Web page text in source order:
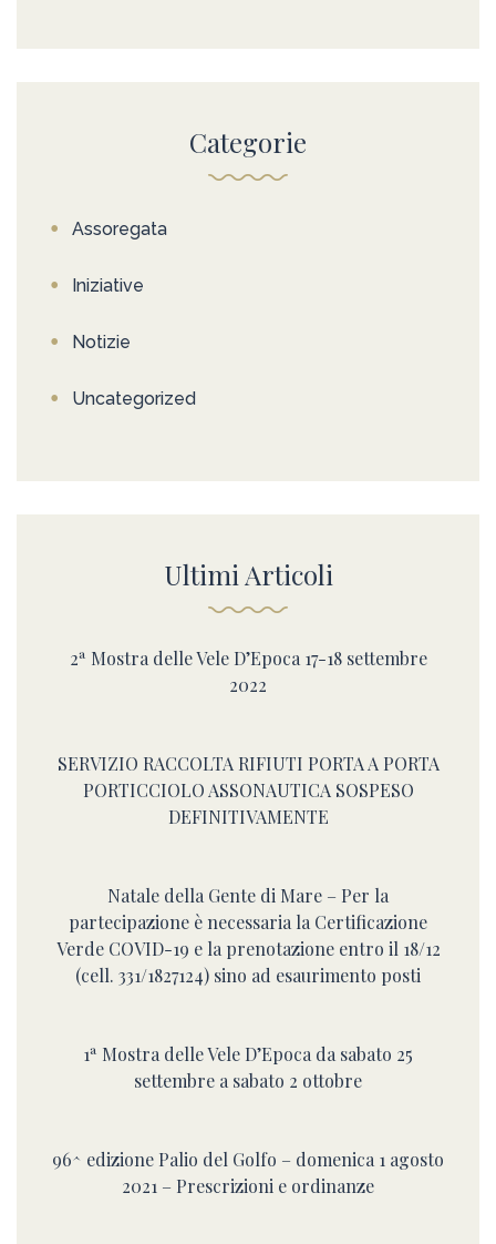
Categorie
Assoregata
Iniziative
Notizie
Uncategorized
Ultimi Articoli
2ª Mostra delle Vele D’Epoca 17-18 settembre
2022
SERVIZIO RACCOLTA RIFIUTI PORTA A PORTA
PORTICCIOLO ASSONAUTICA SOSPESO
DEFINITIVAMENTE
Natale della Gente di Mare – Per la
partecipazione è necessaria la Certificazione
Verde COVID-19 e la prenotazione entro il 18/12
(cell. 331/1827124) sino ad esaurimento posti
1ª Mostra delle Vele D’Epoca da sabato 25
settembre a sabato 2 ottobre
96^ edizione Palio del Golfo – domenica 1 agosto
2021 – Prescrizioni e ordinanze